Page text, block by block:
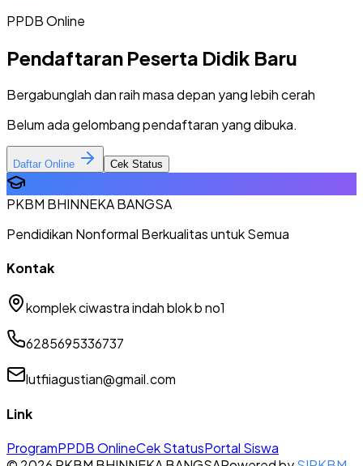
PPDB Online
Pendaftaran Peserta Didik Baru
Bergabunglah dan raih masa depan yang lebih cerah
Belum ada gelombang pendaftaran yang dibuka.
Daftar Online Cek Status
PKBM BHINNEKA BANGSA
Pendidikan Nonformal Berkualitas untuk Semua
Kontak
komplek ciwastra indah blok b no1
6285695336737
lutfiiagustian@gmail.com
Link
ProgramPPDB OnlineCek StatusPortal Siswa